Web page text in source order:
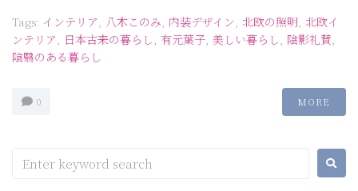
Tags: インテリア 八木このみ 内装デザイン 北欧の照明 北欧イ
ンテリア
日本古来の暮らし 有元葉子 美しい暮らし 陰影礼賛
陰翳のある暮らし
0 MORE